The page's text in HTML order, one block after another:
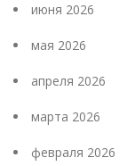
июня 2026
мая 2026
апреля 2026
марта 2026
февраля 2026